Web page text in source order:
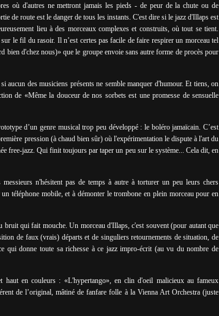
où d'autres ne mettront jamais les pieds - de peur de la chute ou de
de route est le danger de tous les instants. C'est dire si le jazz d'Illaps est
lieu à des morceaux complexes et construits, où tout se tient.
le fil du rasoir. Il n’est certes pas facile de faire respirer un morceau tel
d'chez nous)» que le groupe envoie sans autre forme de procès pour
aucun des musiciens présents ne semble manquer d'humour. Et tiens, on
de «Même la douceur de nos sorbets est une promesse de sensuelle
d’un genre musical trop peu développé : le boléro jamaïcain. C’est
pression (à chaud bien sûr) où l'expérimentation le dispute à l'art du
free-jazz. Qui finit toujours par taper un peu sur le système... Cela dit, en
n'hésitent pas de temps à autre à torturer un peu leurs chers
téléphone mobile, et à démonter le trombone en plein morceau pour en
qui fait mouche. Un morceau d'Illaps, c'est souvent (pour autant que
de faux (vrais) départs et de singuliers retournements de situation, de
qui donne toute sa richesse à ce jazz impro-écrit (au vu du nombre de
haut en couleurs : «L'hypertango», en clin d'oeil malicieux au fameux
de l’original, mâtiné de fanfare folle à la Vienna Art Orchestra (juste